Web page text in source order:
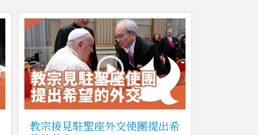
教宗接見駐聖座外交使團提出希